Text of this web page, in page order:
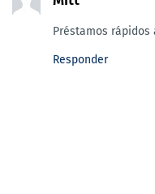
Préstamos rápidos
Responder